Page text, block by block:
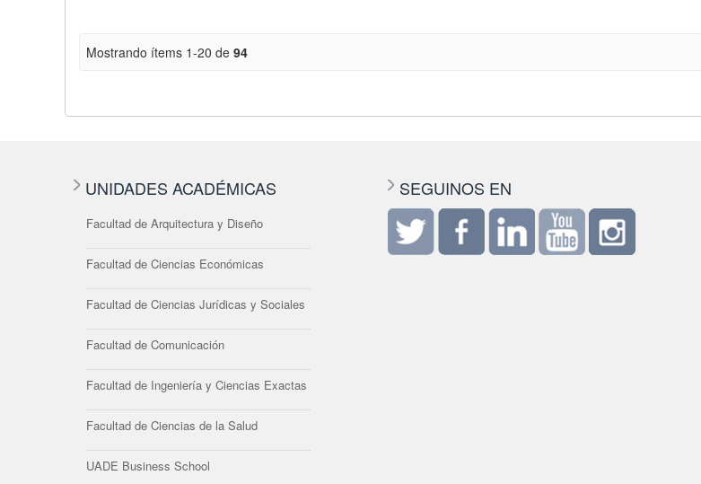
Mostrando ítems 1-20 de 94
UNIDADES ACADÉMICAS
Facultad de Arquitectura y Diseño
Facultad de Ciencias Económicas
Facultad de Ciencias Jurídicas y Sociales
Facultad de Comunicación
Facultad de Ingeniería y Ciencias Exactas
Facultad de Ciencias de la Salud
UADE Business School
SEGUINOS EN